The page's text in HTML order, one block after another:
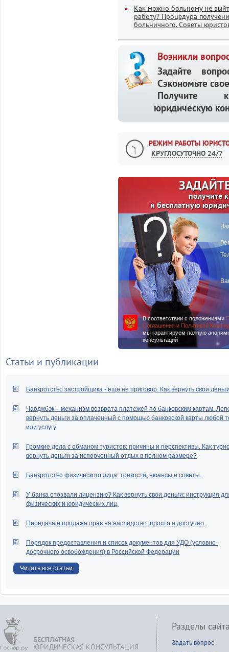
Как можно больному не
работу? Процедура
больничного. Советы
Возникли
Задайте
Сэкономьте
Получите
юридическую
РЕЖИМ РАБОТЫ
КРУГЛОСУТОЧНО 24/7
получите
и бесплатную
В соответствии с положениями
Соглашения и Политикой
мы гарантируем полную
консультаций
Статьи и публикации
Банкротство застройщика - еще не приговор. Как вернуть свои
Чарджбэк – механизм возврата платежей по банковским картам.
вернуть деньги за оплаченный с помощью банковской карты любой
или услугу.
Громкие дела с обманом туристов: причины и перспективы. Как
вернуть деньги за испорченный отдых в полном размере?
Банкротство физического лица: тонкости, нюансы и советы.
У банка отозвали лицензию? Как вернуть свои деньги: инструкция
физических и юридических лиц.
Передача и продажа прав на наследство: просто и доступно.
Порядок предоставления и список документов для УДО (условно-
досрочного освобождения) в Российской Федерации
Читать все статьи
БЕСПЛАТНАЯ
ЮРИДИЧЕСКАЯ КОНСУЛЬТАЦИЯ
Разделы
Задать вопрос